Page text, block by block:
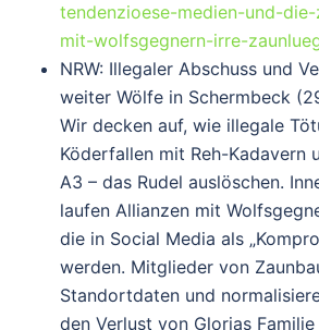
tendenzioese-medien-und-
mit-wolfsgegnern-irre-
NRW: Illegaler Abschuss und
weiter Wölfe in Schermbeck
Wir decken auf, wie illegale
Köderfallen mit Reh-Kadavern
A3 – das Rudel auslöschen.
laufen Allianzen mit
die in Social Media als
werden. Mitglieder von
Standortdaten und
den Verlust von Glorias